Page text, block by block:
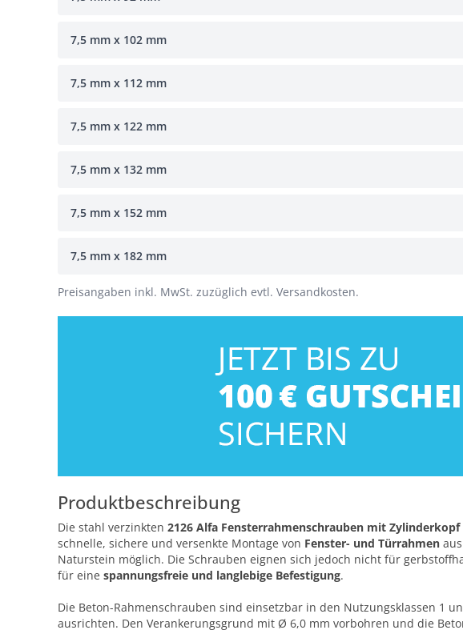
7,5 mm x 102 mm
7,5 mm x 112 mm
7,5 mm x 122 mm
7,5 mm x 132 mm
7,5 mm x 152 mm
7,5 mm x 182 mm
Preisangaben inkl. MwSt. zuzüglich evtl. Versandkosten.
Produktbeschreibung
Die stahl verzinkten 2126 Alfa Fensterrahmenschrauben mit Zylinderkopf
schnelle, sichere und versenkte Montage von Fenster- und Türrahmen
Naturstein möglich. Die Schrauben eignen sich jedoch nicht für
für eine spannungsfreie und langlebige Befestigung.
Die Beton-Rahmenschrauben sind einsetzbar in den Nutzungsklassen 1
ausrichten. Den Verankerungsgrund mit Ø 6,0 mm vorbohren und die